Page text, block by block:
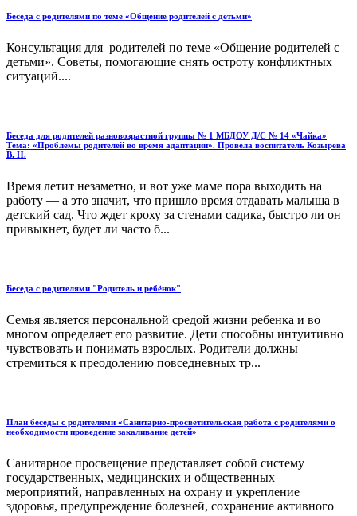
Беседа с родителями по теме «Общение родителей с детьми»
Консультация для родителей по теме «Общение родителей с
детьми». Советы, помогающие снять остроту конфликтных
ситуаций....
Беседа для родителей разновозрастной группы № 1 МБДОУ Д/С № 14 «Чайка»
Тема: «Проблемы родителей во время адаптации». Провела воспитатель Козырева
В. Н.
Время летит незаметно, и вот уже маме пора выходить на
работу — а это значит, что пришло время отдавать малыша в
детский сад. Что ждет кроху за стенами садика, быстро ли он
привыкнет, будет ли часто б...
Беседа с родителями "Родитель и ребёнок"
Семья является персональной средой жизни ребенка и во
многом определяет его развитие. Дети способны интуитивно
чувствовать и понимать взрослых. Родители должны
стремиться к преодолению повседневных тр...
План беседы с родителями «Санитарно-просветительская работа с родителями о
необходимости проведение закаливание детей»
Санитарное просвещение представляет собой систему
государственных, медицинских и общественных
мероприятий, направленных на охрану и укрепление
здоровья, предупреждение болезней, сохранение активного